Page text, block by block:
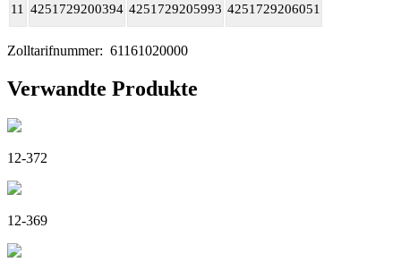
11 4251729200394 4251729205993 4251729206051
Zolltarifnummer: 61161020000
Verwandte Produkte
12-372
12-369